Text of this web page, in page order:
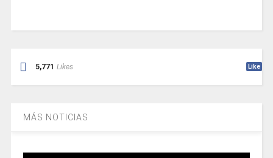
5,771 Likes Like
MÁS NOTICIAS